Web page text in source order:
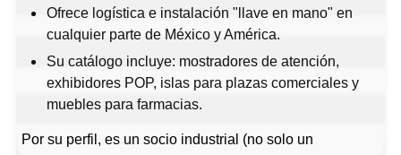
Ofrece logística e instalación "llave en mano" en
cualquier parte de México y América.
Su catálogo incluye: mostradores de atención,
exhibidores POP, islas para plazas comerciales y
muebles para farmacias.
Por su perfil, es un socio industrial (no solo un